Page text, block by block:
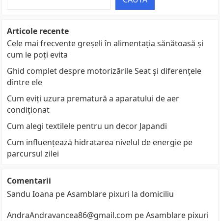
Articole recente
Cele mai frecvente greșeli în alimentația sănătoasă și
cum le poți evita
Ghid complet despre motorizările Seat și diferențele
dintre ele
Cum eviți uzura prematură a aparatului de aer
condiționat
Cum alegi textilele pentru un decor Japandi
Cum influențează hidratarea nivelul de energie pe
parcursul zilei
Comentarii
Sandu Ioana peAsamblare pixuri la domiciliu
AndraAndravancea86@gmail.com peAsamblare pixuri